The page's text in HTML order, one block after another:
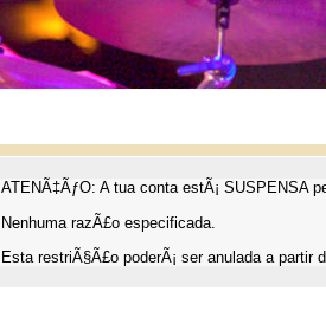
ATENÃ‡ÃƒO: A tua conta estÃ¡ SUSPENSA
Nenhuma razÃ£o especificada.
Esta restriÃ§Ã£o poderÃ¡ ser anulada a partir